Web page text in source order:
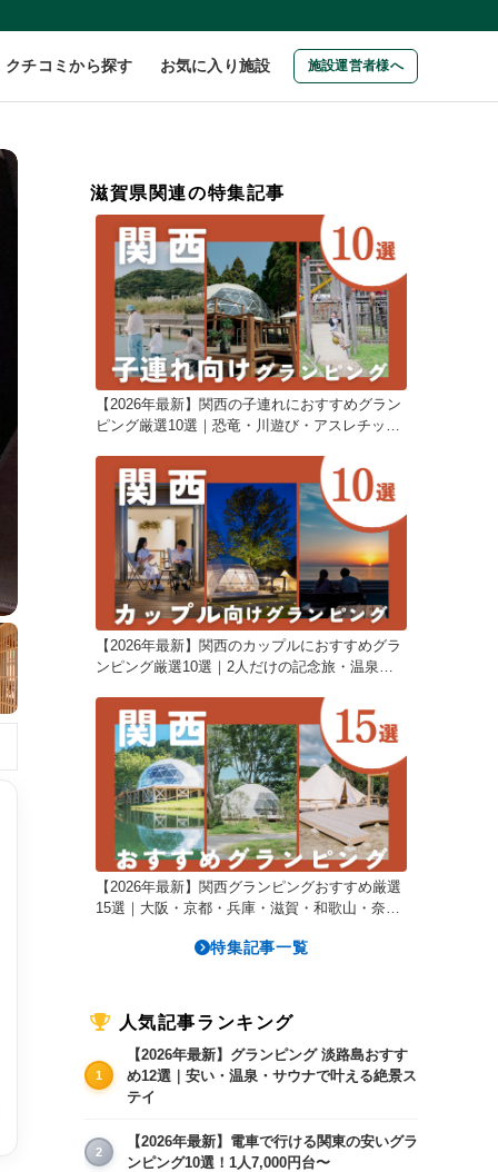
クチコミから探す お気に入り施設 施設運営者様へ
滋賀県関連の特集記事
【2026年最新】関西の子連れにおすすめグラン
ピング厳選10選｜恐竜・川遊び・アスレチック
【2026年最新】関西のカップルにおすすめグラ
ンピング厳選10選｜2人だけの記念旅・温泉ヴ
【2026年最新】関西グランピングおすすめ厳選
15選｜大阪・京都・兵庫・滋賀・和歌山・奈良
特集記事一覧
人気記事ランキング
1
【2026年最新】グランピング 淡路島おすす
め12選｜安い・温泉・サウナで叶える絶景ス
テイ
2
【2026年最新】電車で行ける関東の安いグラ
ンピング10選！1人7,000円台〜